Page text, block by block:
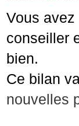
Vous
conseiller
bien.
Ce bilan
nouvelles